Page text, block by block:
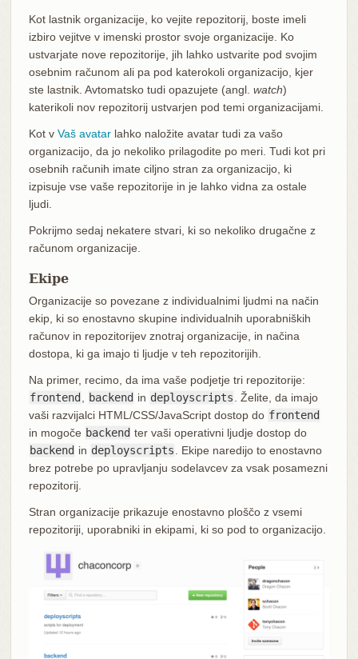
Kot lastnik organizacije, ko vejite repozitorij, boste imeli
izbiro vejitve v imenski prostor svoje organizacije. Ko
ustvarjate nove repozitorije, jih lahko ustvarite pod svojim
osebnim računom ali pa pod katerokoli organizacijo, kjer
ste lastnik. Avtomatsko tudi opazujete (angl. watch)
katerikoli nov repozitorij ustvarjen pod temi organizacijami.
Kot v Vaš avatarlahko naložite avatar tudi za vašo
organizacijo, da jo nekoliko prilagodite po meri. Tudi kot pri
osebnih računih imate ciljno stran za organizacijo, ki
izpisuje vse vaše repozitorije in je lahko vidna za ostale
ljudi.
Pokrijmo sedaj nekatere stvari, ki so nekoliko drugačne z
računom organizacije.
Ekipe
Organizacije so povezane z individualnimi ljudmi na način
ekip, ki so enostavno skupine individualnih uporabniških
računov in repozitorijev znotraj organizacije, in načina
dostopa, ki ga imajo ti ljudje v teh repozitorijih.
Na primer, recimo, da ima vaše podjetje tri repozitorije:
frontend
backend in deployscripts
. Želite, da imajo
vaši razvijalci HTML/CSS/JavaScript dostop do frontend
in mogoče backend ter vaši operativni ljudje dostop do
backend in deployscripts
. Ekipe naredijo to enostavno
brez potrebe po upravljanju sodelavcev za vsak posamezni
repozitorij.
Stran organizacije prikazuje enostavno ploščo z vsemi
repozitoriji, uporabniki in ekipami, ki so pod to organizacijo.